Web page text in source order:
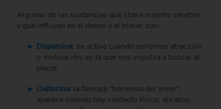
Algunas de las sustancias que libera nuestro cerebro
y que influyen en el deseo y el placer son:
Dopamina: se activa cuando sentimos atracción
o motivación, es la que nos impulsa a buscar el
placer
Oxitocina: la famosa “hormona del amor”;
aparece cuando hay contacto físico, abrazos,